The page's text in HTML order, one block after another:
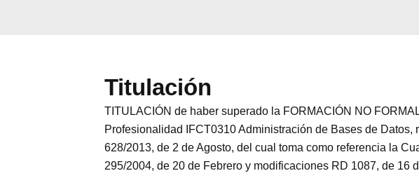
Titulación
TITULACIÓN de haber superado la FORMACIÓN NO
Profesionalidad IFCT0310 Administración de Bases de
628/2013, de 2 de Agosto, del cual toma como referencia la
295/2004, de 20 de Febrero y modificaciones RD 1087, de 16